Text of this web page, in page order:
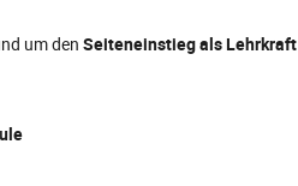
um den Seiteneinstieg als Lehrkraft